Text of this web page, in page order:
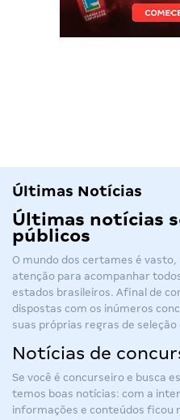
Últimas Notícias
Últimas notícias
públicos
O mundo dos certames é
atenção para acompanhar
estados brasileiros. Afinal de
dispostas com os inúmeros
suas próprias regras de seleção
Notícias de
Se você é concurseiro e busca
temos boas notícias: com a
informações e conteúdos ficou